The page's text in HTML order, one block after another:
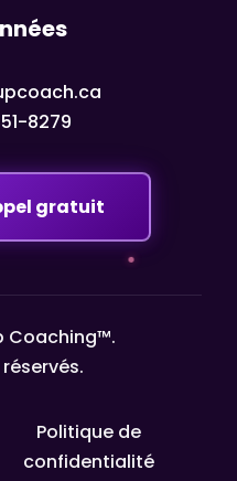
8279
gratuit
Coaching™.
Politique de
confidentialité